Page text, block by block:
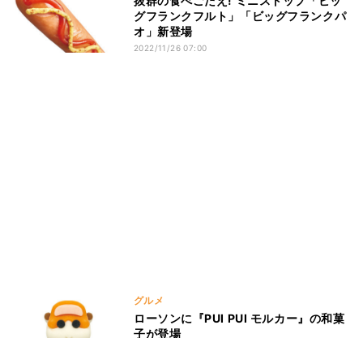
グフランクフルト」「ビッグフランクパ
オ」新登場
2022/11/26 07:00
グルメ
ローソンに『PUI PUI モルカー』の和菓
子が登場